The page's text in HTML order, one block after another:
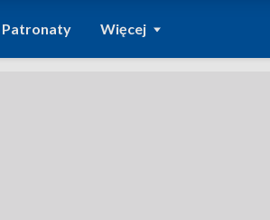
Patronaty Więcej